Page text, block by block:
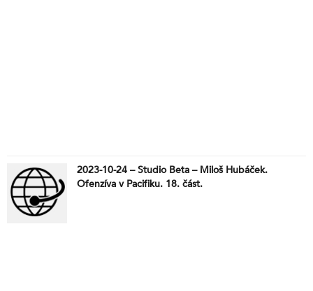
2023-10-24 – Studio Beta – Miloš Hubáček.
Ofenzíva v Pacifiku. 18. část.